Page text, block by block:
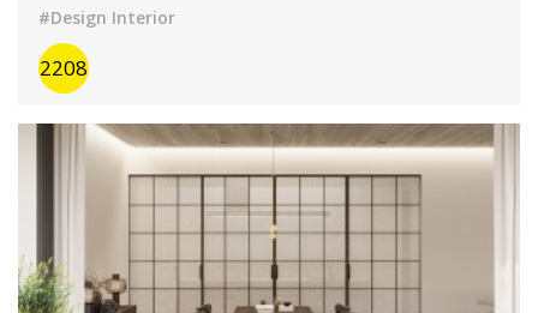
#Design Interior
2208